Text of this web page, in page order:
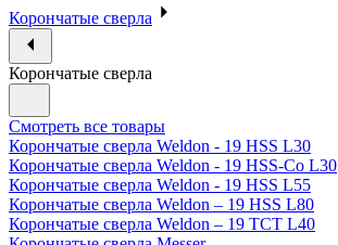
Корончатые сверла
Корончатые сверла
Смотреть все товары
Корончатые сверла Weldon - 19 HSS L30
Корончатые сверла Weldon - 19 HSS-Co L30
Корончатые сверла Weldon - 19 HSS L55
Корончатые сверла Weldon – 19 HSS L80
Корончатые сверла Weldon – 19 TCT L40